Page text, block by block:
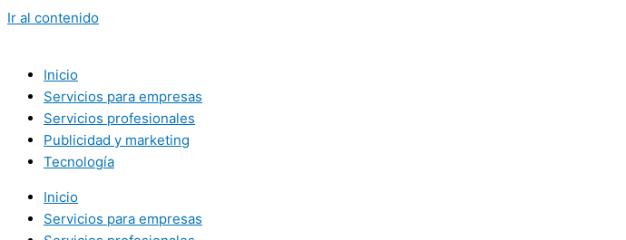
Ir al contenido
Inicio
Servicios para empresas
Servicios profesionales
Publicidad y marketing
Tecnología
Inicio
Servicios para empresas